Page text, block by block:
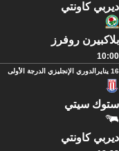
ديربي كاونتي
بلاكبيرن روفرز
10:00
16 يناير الدوري الإنجليزي الدرجة الأولى
ستوك سيتي
ديربي كاونتي